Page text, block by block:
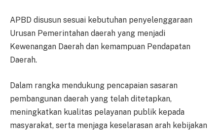
APBD disusun sesuai kebutuhan penyelenggaraan
Urusan Pemerintahan daerah yang menjadi
Kewenangan Daerah dan kemampuan Pendapatan
Daerah.
Dalam rangka mendukung pencapaian sasaran
pembangunan daerah yang telah ditetapkan,
meningkatkan kualitas pelayanan publik kepada
masyarakat, serta menjaga keselarasan arah kebijakan